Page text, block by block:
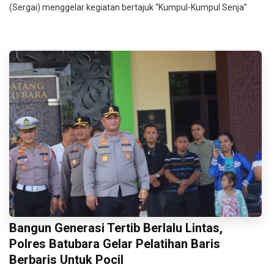
(Sergai) menggelar kegiatan bertajuk “Kumpul-Kumpul Senja”
Bangun Generasi Tertib Berlalu Lintas,
Polres Batubara Gelar Pelatihan Baris
Berbaris Untuk Pocil